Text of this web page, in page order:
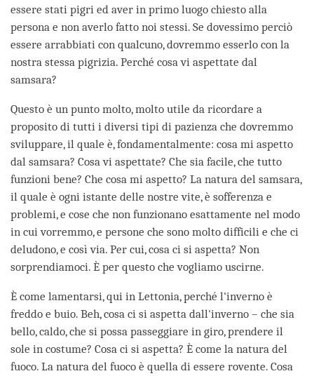
essere stati pigri ed aver in primo luogo chiesto alla
persona e non averlo fatto noi stessi. Se dovessimo perciò
essere arrabbiati con qualcuno, dovremmo esserlo con la
nostra stessa pigrizia. Perché cosa vi aspettate dal
samsara?
Questo è un punto molto, molto utile da ricordare a
proposito di tutti i diversi tipi di pazienza che dovremmo
sviluppare, il quale è, fondamentalmente: cosa mi aspetto
dal samsara? Cosa vi aspettate? Che sia facile, che tutto
funzioni bene? Che cosa mi aspetto? La natura del samsara,
il quale è ogni istante delle nostre vite, è sofferenza e
problemi, e cose che non funzionano esattamente nel modo
in cui vorremmo, e persone che sono molto difficili e che ci
deludono, e così via. Per cui, cosa ci si aspetta? Non
sorprendiamoci. È per questo che vogliamo uscirne.
È come lamentarsi, qui in Lettonia, perché l'inverno è
freddo e buio. Beh, cosa ci si aspetta dall'inverno – che sia
bello, caldo, che si possa passeggiare in giro, prendere il
sole in costume? Cosa ci si aspetta? È come la natura del
fuoco. La natura del fuoco è quella di essere rovente. Cosa